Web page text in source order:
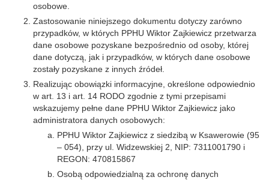
osobowe.
Zastosowanie niniejszego dokumentu dotyczy zarówno
przypadków, w których PPHU Wiktor Zajkiewicz przetwarza
dane osobowe pozyskane bezpośrednio od osoby, której
dane dotyczą, jak i przypadków, w których dane osobowe
zostały pozyskane z innych źródeł.
Realizując obowiązki informacyjne, określone odpowiednio
w art. 13 i art. 14 RODO zgodnie z tymi przepisami
wskazujemy pełne dane PPHU Wiktor Zajkiewicz jako
administratora danych osobowych:
PPHU Wiktor Zajkiewicz z siedzibą w Ksawerowie (95
– 054), przy ul. Widzewskiej 2, NIP: 7311001790 i
REGON: 470815867
Osobą odpowiedzialną za ochronę danych